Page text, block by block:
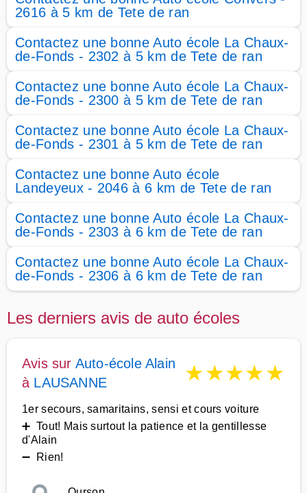
2616 à 5 km de Tete de ran
Contactez une bonne Auto école La Chaux-
de-Fonds - 2302 à 5 km de Tete de ran
Contactez une bonne Auto école La Chaux-
de-Fonds - 2300 à 5 km de Tete de ran
Contactez une bonne Auto école La Chaux-
de-Fonds - 2301 à 5 km de Tete de ran
Contactez une bonne Auto école
Landeyeux - 2046 à 6 km de Tete de ran
Contactez une bonne Auto école La Chaux-
de-Fonds - 2303 à 6 km de Tete de ran
Contactez une bonne Auto école La Chaux-
de-Fonds - 2306 à 6 km de Tete de ran
Les derniers avis de auto écoles
Avis sur Auto-école Alain
à LAUSANNE ★★★★★
1er secours, samaritains, sensi et cours voiture
➕ Tout! Mais surtout la patience et la gentillesse
d'Alain
➖ Rien!